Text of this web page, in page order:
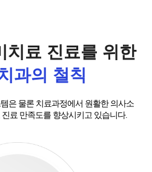
치료 진료를 위한
과의 철칙
은 물론 치료과정에서 원활한 의사소
료 만족도를 향상시키고 있습니다.